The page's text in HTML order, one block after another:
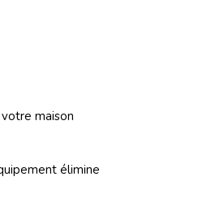
maison
élimine